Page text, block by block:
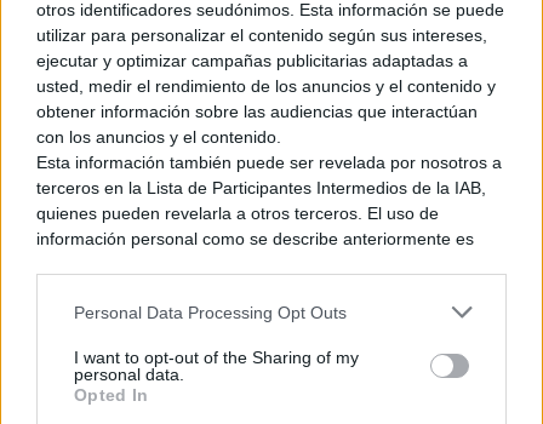
otros identificadores seudónimos. Esta información se puede
utilizar para personalizar el contenido según sus intereses,
ejecutar y optimizar campañas publicitarias adaptadas a
usted, medir el rendimiento de los anuncios y el contenido y
obtener información sobre las audiencias que interactúan
con los anuncios y el contenido.
Esta información también puede ser revelada por nosotros a
terceros en la Lista de Participantes Intermedios de la IAB,
quienes pueden revelarla a otros terceros. El uso de
información personal como se describe anteriormente es
generamos contenido relevante para nuestra audiencia.
recopilación y uso de datos en nuestra Política de
Privacidad.
Personal Data Processing Opt Outs
I want to opt-out of the Sharing of my
personal data.
Opted In
Monster Hunter Wilds para Nintendo
Switch 2: Razones para esperar verlo por
el Summer Game Fest
23 mayo, 2026 11:38
Como usuario de Nintendo durante toda la vida, siempre he
retrocompatibilidad con la consola anterior. Esto le daba un
puntito extra a la hora de decidirme a hacerme con ellas; sin